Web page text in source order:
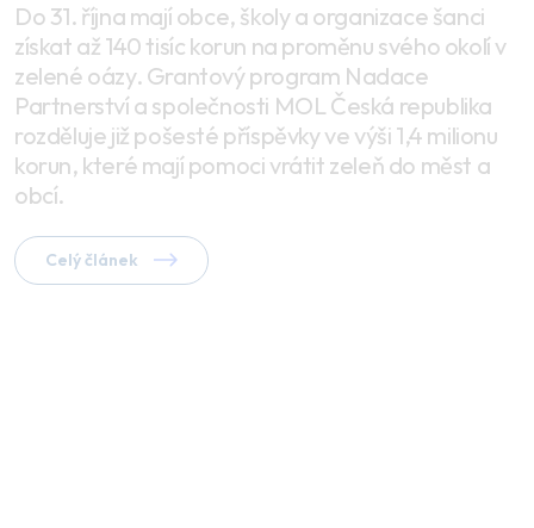
Do 31. října mají obce, školy a organizace šanci
získat až 140 tisíc korun na proměnu svého okolí v
zelené oázy. Grantový program Nadace
Partnerství a společnosti MOL Česká republika
rozděluje již pošesté příspěvky ve výši 1,4 milionu
korun, které mají pomoci vrátit zeleň do měst a
obcí.
Celý článek